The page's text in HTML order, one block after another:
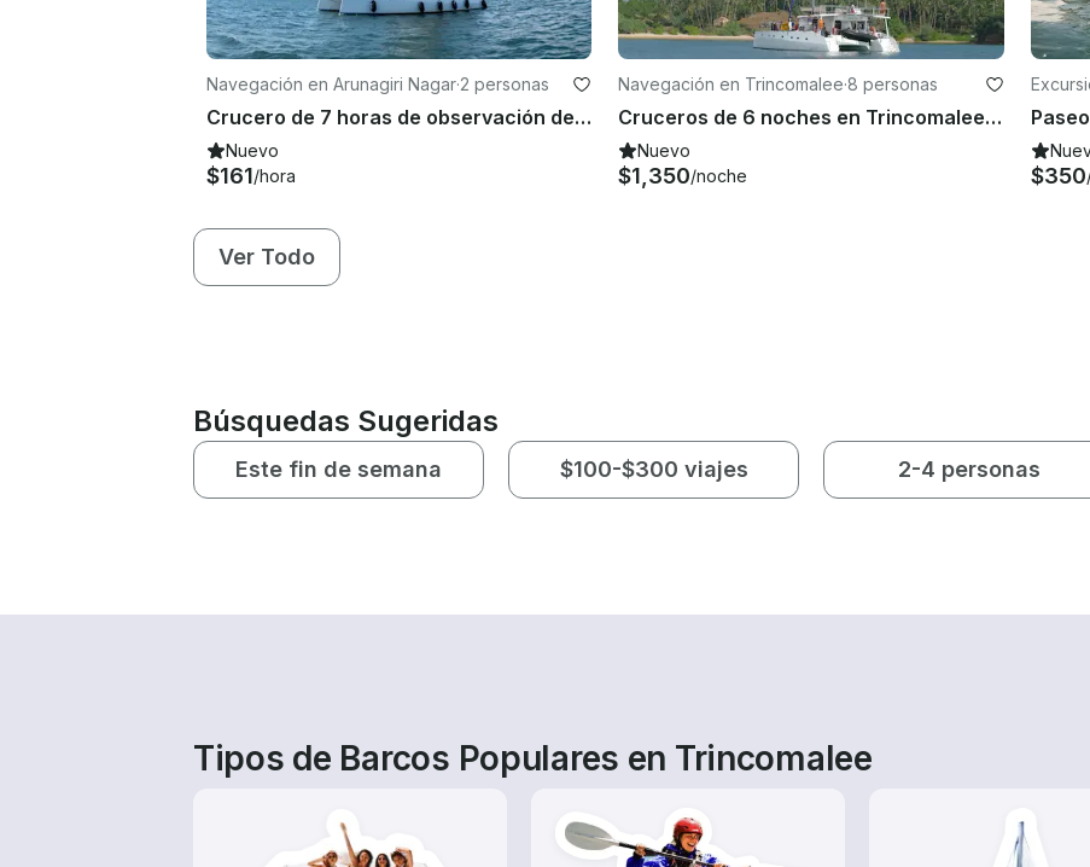
Navegación en Arunagiri Nagar·2 personas
Crucero de 7 horas de observación de ballenas en barco compartido en Trincomalee, Sri Lanka
Nuevo
$161/hora
Navegación en Trincomalee·8 personas
Cruceros de 6 noches en Trincomalee, Sri Lanka, a bordo del catamarán Ceycat 53' Range
Nuevo
$1,350/noche $350
Ver Todo
Búsquedas Sugeridas
Este fin de semana $100-$300 viajes 2-4 personas
Tipos de Barcos Populares en Trincomalee